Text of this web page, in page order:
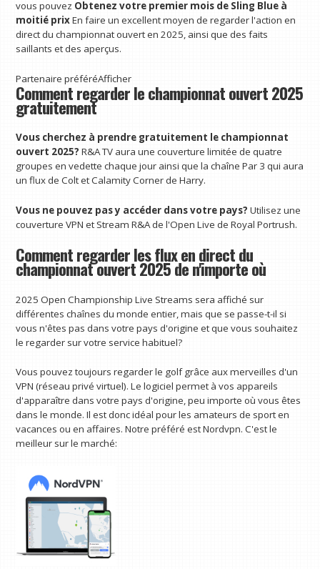
vous pouvez Obtenez votre premier mois de Sling Blue à
moitié prixEn faire un excellent moyen de regarder l'action en
direct du championnat ouvert en 2025, ainsi que des faits
saillants et des aperçus.
Partenaire préféréAfficher
Comment regarder le championnat ouvert 2025
gratuitement
Vous cherchez à prendre gratuitement le championnat
ouvert 2025?R&A TV aura une couverture limitée de quatre
groupes en vedette chaque jour ainsi que la chaîne Par 3 qui aura
un flux de Colt et Calamity Corner de Harry.
Vous ne pouvez pas y accéder dans votre pays?Utilisez une
couverture VPN et Stream R&A de l'Open Live de Royal Portrush.
Comment regarder les flux en direct du
championnat ouvert 2025 de n'importe où
2025 Open Championship Live Streams sera affiché sur
différentes chaînes du monde entier, mais que se passe-t-il si
vous n'êtes pas dans votre pays d'origine et que vous souhaitez
le regarder sur votre service habituel?
Vous pouvez toujours regarder le golf grâce aux merveilles d'un
VPN (réseau privé virtuel). Le logiciel permet à vos appareils
d'apparaître dans votre pays d'origine, peu importe où vous êtes
dans le monde. Il est donc idéal pour les amateurs de sport en
vacances ou en affaires. Notre préféré est Nordvpn. C'est le
meilleur sur le marché: